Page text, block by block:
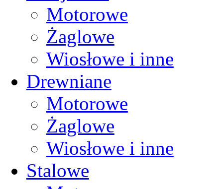
Motorowe
Żaglowe
Wiosłowe i inne
Drewniane
Motorowe
Żaglowe
Wiosłowe i inne
Stalowe